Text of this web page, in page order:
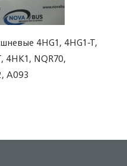
4HG1, 4HG1-T,
4HK1, NQR70,
A093